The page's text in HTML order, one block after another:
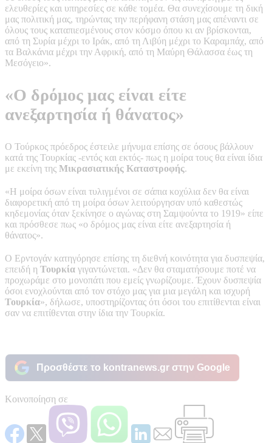
ελευθερίες και υπηρεσίες σε κάθε τομέα. Θα συνεχίσουμε τη δική
μας πολιτική μας, τηρώντας την περήφανη στάση μας απέναντι σε
όλους τους καταπιεσμένους στον κόσμο όπου κι αν βρίσκονται,
από τη Συρία μέχρι το Ιράκ, από τη Λιβύη μέχρι το Καραμπάχ, από
τα Βαλκάνια μέχρι την Αφρική, από τη Μαύρη Θάλασσα έως τη
Μεσόγειο».
«Ο δρόμος μας είναι είτε
ανεξαρτησία ή θάνατος»
Ο Τούρκος πρόεδρος έστειλε μήνυμα επίσης σε όσους βάλλουν
κατά της Τουρκίας -εντός και εκτός- πως η μοίρα τους θα είναι ίδια
με εκείνη της Μικρασιατικής Καταστροφής.
«Η μοίρα όσων είναι τυλιγμένοι σε σάπια κοχύλια δεν θα είναι
διαφορετική από τη μοίρα όσων λειτούργησαν υπό καθεστώς
κηδεμονίας όταν ξεκίνησε ο αγώνας στη Σαμψούντα το 1919» είπε
και πρόσθεσε πως «ο δρόμος μας είναι είτε ανεξαρτησία ή
θάνατος».
Ο Ερντογάν κατηγόρησε επίσης τη διεθνή κοινότητα για δυσπεψία,
επειδή η Τουρκία γιγαντώνεται. «Δεν θα σταματήσουμε ποτέ να
προχωράμε στο μονοπάτι που εμείς γνωρίζουμε. Έχουν δυσπεψία
όσοι ενοχλούνται από τον στόχο μας για μια μεγάλη και ισχυρή
Τουρκία», δήλωσε, υποστηρίζοντας ότι όσοι του επιτίθενται είναι
σαν να επιτίθενται στην ίδια την Τουρκία.
Προσθέστε το kontranews.gr στην Google
Κοινοποίηση σε